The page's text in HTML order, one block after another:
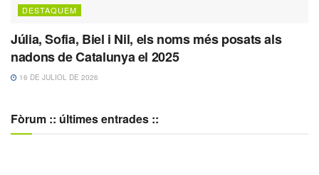
DESTAQUEM
Júlia, Sofia, Biel i Nil, els noms més posats als
nadons de Catalunya el 2025
16 DE JULIOL DE 2026
Fòrum :: últimes entrades ::